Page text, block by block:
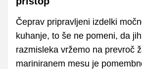
Čeprav pripravljeni izdelki
kuhanje, to še ne pomeni, da
razmisleka vržemo na prevroč
mariniranem mesu je